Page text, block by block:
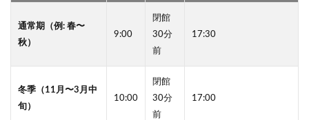
5
う
杜
族
通常期（例: 春〜
秋）
9:00
閉館
30分
前
17:30
冬季（11月〜3月中
旬）
10:00
閉館
30分
前
17:00